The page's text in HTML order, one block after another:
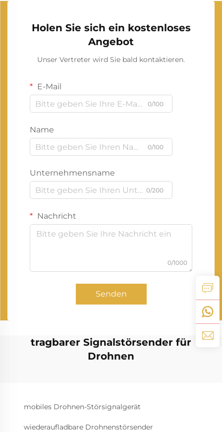
Holen Sie sich ein kostenloses
Angebot
Unser Vertreter wird Sie bald kontaktieren.
E-Mail
0/100
Name
0/100
Unternehmensname
0/200
Nachricht
0/1000
Senden
tragbarer Signalstörsender für
Drohnen
mobiles Drohnen-Störsignalgerät
wiederaufladbare Drohnenstörsender